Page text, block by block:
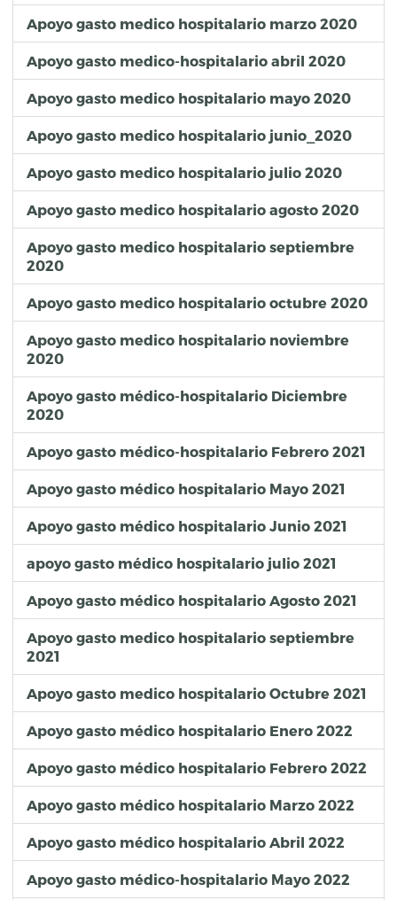
Apoyo gasto medico hospitalario marzo 2020
Apoyo gasto medico-hospitalario abril 2020
Apoyo gasto medico hospitalario mayo 2020
Apoyo gasto medico hospitalario junio_2020
Apoyo gasto medico hospitalario julio 2020
Apoyo gasto medico hospitalario agosto 2020
Apoyo gasto medico hospitalario septiembre
2020
Apoyo gasto medico hospitalario octubre 2020
Apoyo gasto medico hospitalario noviembre
2020
Apoyo gasto médico-hospitalario Diciembre
2020
Apoyo gasto médico-hospitalario Febrero 2021
Apoyo gasto médico hospitalario Mayo 2021
Apoyo gasto médico hospitalario Junio 2021
apoyo gasto médico hospitalario julio 2021
Apoyo gasto médico hospitalario Agosto 2021
Apoyo gasto medico hospitalario septiembre
2021
Apoyo gasto medico hospitalario Octubre 2021
Apoyo gasto médico hospitalario Enero 2022
Apoyo gasto médico hospitalario Febrero 2022
Apoyo gasto médico hospitalario Marzo 2022
Apoyo gasto médico hospitalario Abril 2022
Apoyo gasto médico-hospitalario Mayo 2022